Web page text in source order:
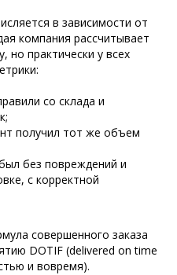
в зависимости от
компания рассчитывает
но практически у всех
со склада и
получил тот же объем
без повреждений и
с корректной
совершенного заказа
DOTIF (delivered on time
и вовремя).